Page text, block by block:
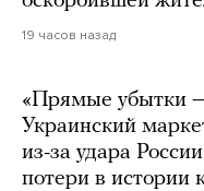
19 часов назад
«Прямые убытки
Украинский
из-за удара
потери в истории